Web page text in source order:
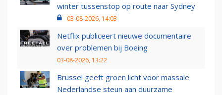
winter tussenstop op route naar Sydney
03-08-2026, 14:03
Netflix publiceert nieuwe documentaire
over problemen bij Boeing
03-08-2026, 13:22
Brussel geeft groen licht voor massale
Nederlandse steun aan duurzame